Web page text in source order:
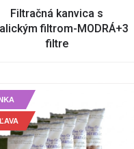
Filtračná kanvica s
filtrom-MODRÁ+3
filtre